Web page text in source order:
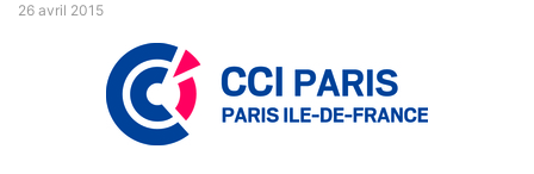
26 avril 2015